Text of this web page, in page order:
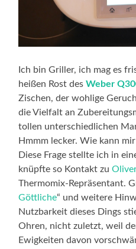
Ich bin Griller, ich mag es
heißen Rost desWeber
Zischen, der wohlige
die Vielfalt an
tollen unterschiedlichen
Hmmm lecker. Wie kann
Diese Frage stellte ich in
knüpfte so Kontakt zu
Thermomix-Repräsentant.
Göttliche“ und weitere
Nutzbarkeit dieses Dings
Ohren, nicht zuletzt, weil
Ewigkeiten davon